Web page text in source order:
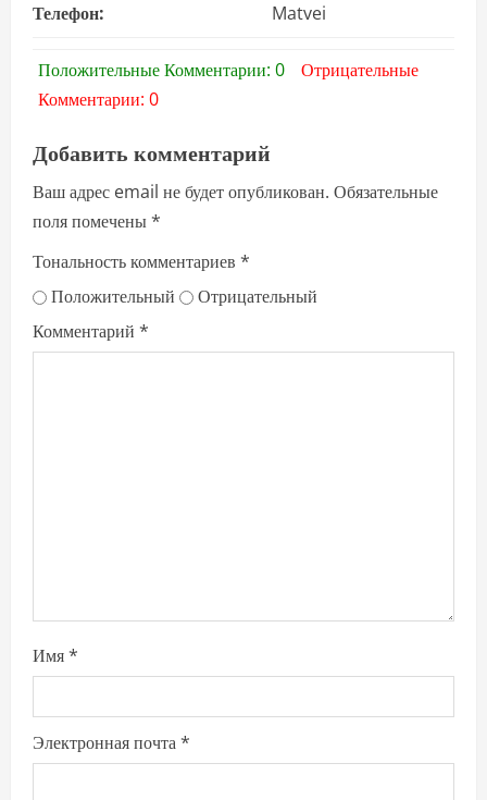
Телефон: Matvei
Положительные Комментарии: 0
Отрицательные
Комментарии: 0
Добавить комментарий
Ваш адрес email не будет опубликован. Обязательные
поля помечены*
Тональность комментариев *
Положительный
Отрицательный
Комментарий *
Имя*
Электронная почта*